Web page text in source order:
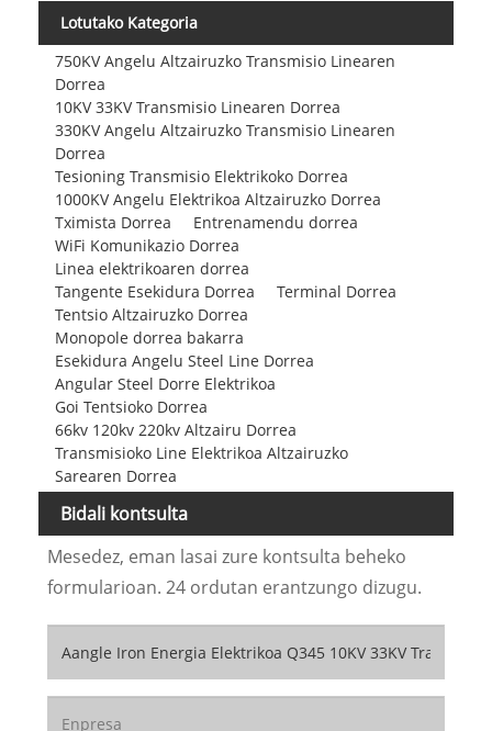
Lotutako Kategoria
750KV Angelu Altzairuzko Transmisio Linearen
Dorrea
10KV 33KV Transmisio Linearen Dorrea
330KV Angelu Altzairuzko Transmisio Linearen
Dorrea
Tesioning Transmisio Elektrikoko Dorrea
1000KV Angelu Elektrikoa Altzairuzko Dorrea
Tximista Dorrea
Entrenamendu dorrea
WiFi Komunikazio Dorrea
Linea elektrikoaren dorrea
Tangente Esekidura Dorrea
Terminal Dorrea
Tentsio Altzairuzko Dorrea
Monopole dorrea bakarra
Esekidura Angelu Steel Line Dorrea
Angular Steel Dorre Elektrikoa
Goi Tentsioko Dorrea
66kv 120kv 220kv Altzairu Dorrea
Transmisioko Line Elektrikoa Altzairuzko
Sarearen Dorrea
Bidali kontsulta
Mesedez, eman lasai zure kontsulta beheko
formularioan. 24 ordutan erantzungo dizugu.